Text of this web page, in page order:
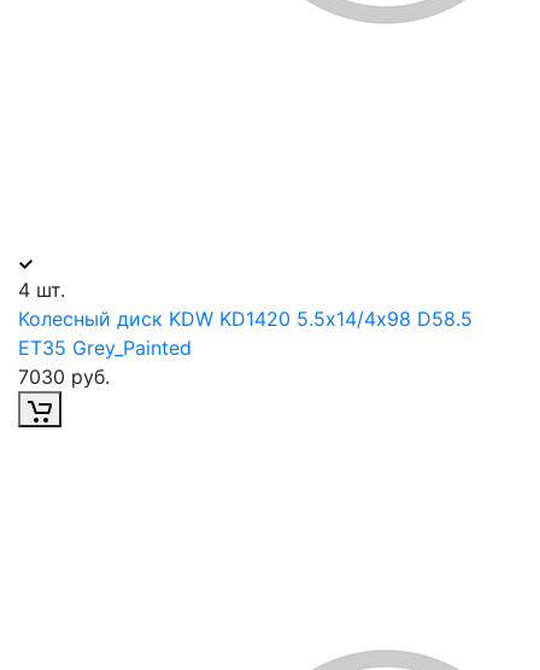
4 шт.
Колесный диск KDW KD1420 5.5х14/4х98 D58.5
ET35 Grey_Painted
7030 руб.